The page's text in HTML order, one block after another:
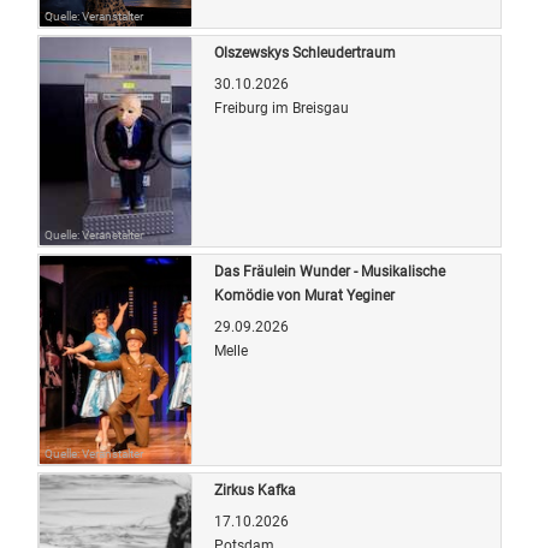
Quelle: Veranstalter
Quelle: Veranstalter
Olszewskys Schleudertraum
30.10.2026
Freiburg im Breisgau
Quelle: Veranstalter
Das Fräulein Wunder - Musikalische
Komödie von Murat Yeginer
29.09.2026
Melle
Zirkus Kafka
17.10.2026